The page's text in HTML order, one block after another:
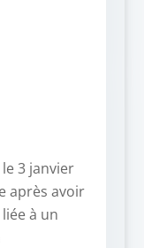
3 janvier
après avoir
à un